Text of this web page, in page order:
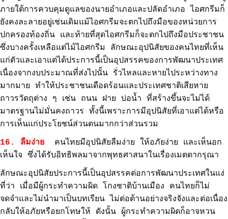
ภายใต้การควบคุมดูแลของนายอำเภอและปลัดอำเภอ ไอศกรีมก็
ยังคงละลายอยู่เช่นเดิมแม้ไอศกรีมจะตกไปถึงมือของหน่วยการ
ปกครองท้องถิ่น และท้ายที่สุดไอศกรีมก็จะตกไปถึงมือประชาชน
ซึ่งบางครั้งเหลือแต่ไม้ไอศกรีม ลักษณะอุปนิสัยของคนไทยที่เห็น
แก่ตัวและเอาแต่ได้ประการนี้เป็นอุปสรรคของการพัฒนาประเทศ
เนื่องจากงบประมาณที่ส่งไปนั้น รั่วไหลและหายไประหว่างทาง
มากมาย ทำให้ประชาชนเดือดร้อนและประเทศชาติเสียหาย
ถาวรวัตถุต่าง ๆ เช่น ถนน ฝาย บ่อน้ำ ที่สร้างขึ้นจะไม่ได้
มาตรฐานไม่มั่นคงถาวร ทั้งนี้เพราะการมีอุปนิสัยที่เอาแต่ได้หรือ
การเห็นแก่ประโยชน์ส่วนตนมากกว่าส่วนรวม
16. ลืมง่าย คนไทยมีอุปนิสัยลืมง่าย ให้อภัยง่าย และเห็นอก
เห็นใจ ซึ่งได้รับอิทธิพลมาจากพุทธศาสนาในเรื่องเมตตากรุณา
ลักษณะอุปนิสัยประการนี้เป็นอุปสรรคต่อการพัฒนาประเทศในแง่
ที่ว่า เมื่อมีผู้กระทำความผิด โกงชาติบ้านเมือง คนไทยก็ไม่
จดจำและไม่นำมาเป็นบทเรียน ไม่ต่อต้านอย่างจริงจังและต่อเนื่อง
กลับให้อภัยหรือยกโทษให้ ดังนั้น ผู้กระทำความผิดก็อาจหวน